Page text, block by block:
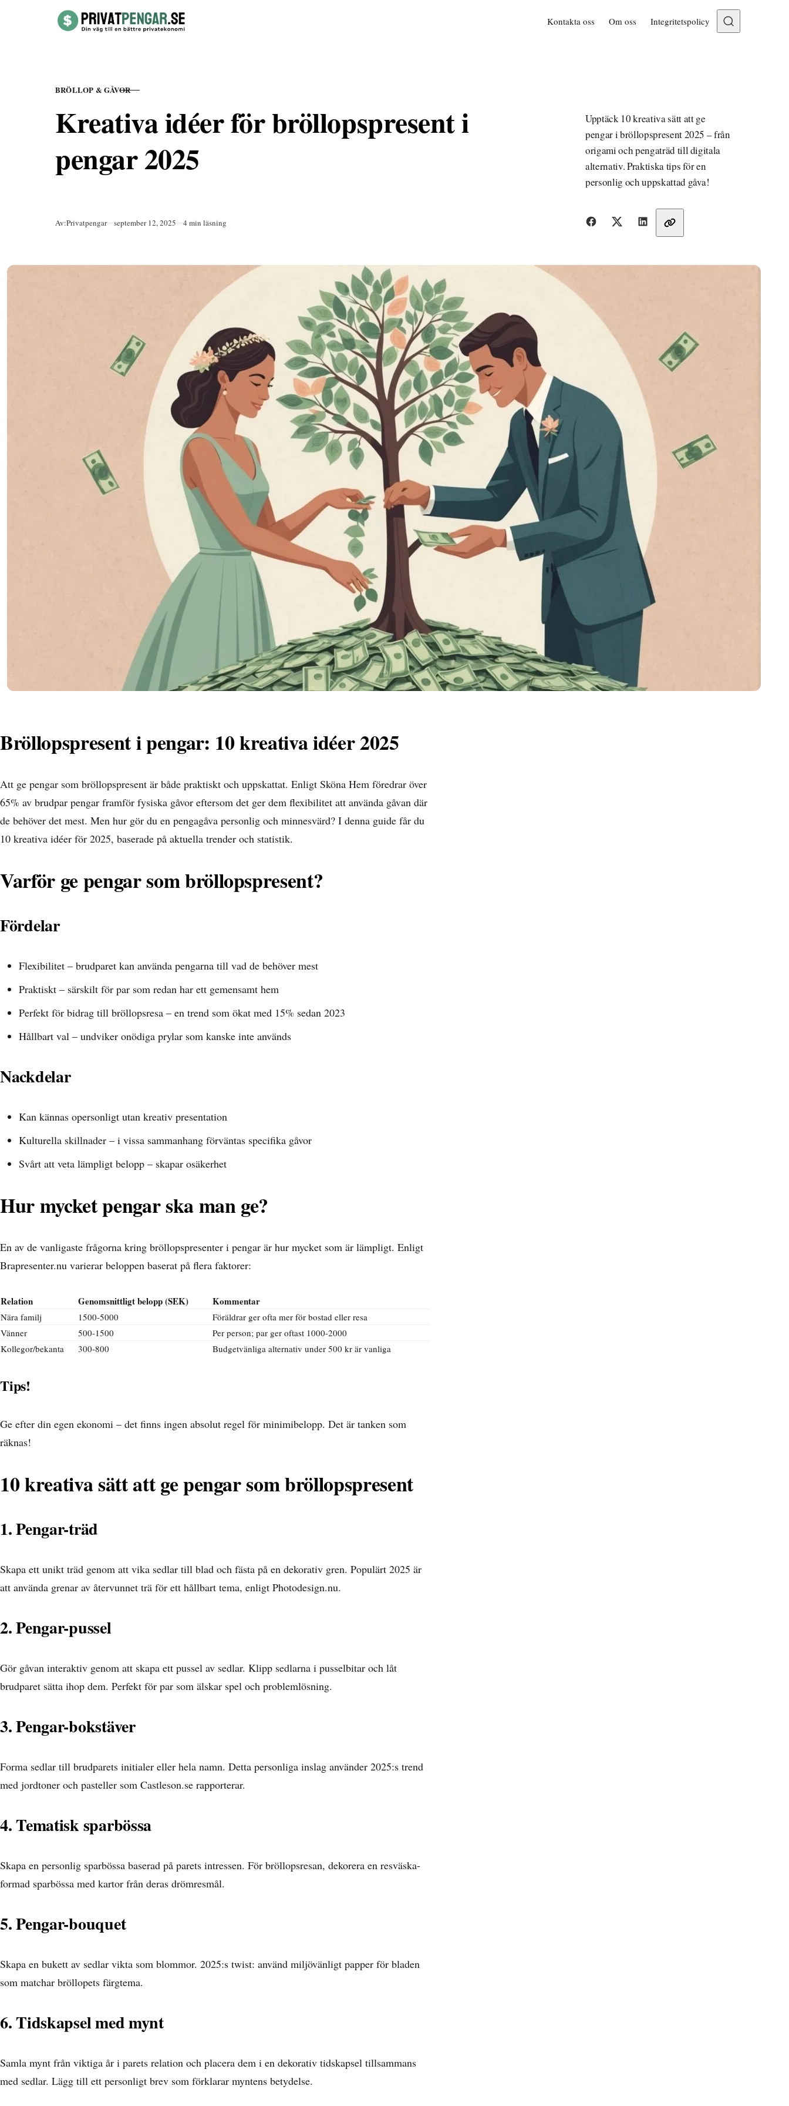
Hoppa till innehåll
Kontakta oss Om oss Integritetspolicy
KATEGORI
BRÖLLOP & GÅVOR
Kreativa idéer för bröllopspresent i
pengar 2025
Upptäck 10 kreativa sätt att ge
pengar i bröllopspresent 2025 – från
origami och pengaträd till digitala
alternativ. Praktiska tips för en
personlig och uppskattad gåva!
Av:Privatpengar Publicerad
september 12, 2025 4 min läsning Dela med vänner
Bröllopspresent i pengar: 10 kreativa idéer 2025
Att ge pengar som bröllopspresent är både praktiskt och uppskattat. Enligt Sköna Hem föredrar över
65% av brudpar pengar framför fysiska gåvor eftersom det ger dem flexibilitet att använda gåvan där
de behöver det mest. Men hur gör du en pengagåva personlig och minnesvärd? I denna guide får du
10 kreativa idéer för 2025, baserade på aktuella trender och statistik.
Varför ge pengar som bröllopspresent?
Fördelar
Flexibilitet – brudparet kan använda pengarna till vad de behöver mest
Praktiskt – särskilt för par som redan har ett gemensamt hem
Perfekt för bidrag till bröllopsresa – en trend som ökat med 15% sedan 2023
Hållbart val – undviker onödiga prylar som kanske inte används
Nackdelar
Kan kännas opersonligt utan kreativ presentation
Kulturella skillnader – i vissa sammanhang förväntas specifika gåvor
Svårt att veta lämpligt belopp – skapar osäkerhet
Hur mycket pengar ska man ge?
En av de vanligaste frågorna kring bröllopspresenter i pengar är hur mycket som är lämpligt. Enligt
Brapresenter.nu varierar beloppen baserat på flera faktorer:
Relation Genomsnittligt belopp (SEK) Kommentar
Nära familj 1500-5000
Föräldrar ger ofta mer för bostad eller resa
Vänner
500-1500
Per person; par ger oftast 1000-2000
Kollegor/bekanta
300-800 Budgetvänliga alternativ under 500 kr är vanliga
Tips!
Ge efter din egen ekonomi – det finns ingen absolut regel för minimibelopp. Det är tanken som
räknas!
10 kreativa sätt att ge pengar som bröllopspresent
1. Pengar-träd
Skapa ett unikt träd genom att vika sedlar till blad och fästa på en dekorativ gren. Populärt 2025 är
att använda grenar av återvunnet trä för ett hållbart tema, enligt Photodesign.nu.
2. Pengar-pussel
Gör gåvan interaktiv genom att skapa ett pussel av sedlar. Klipp sedlarna i pusselbitar och låt
brudparet sätta ihop dem. Perfekt för par som älskar spel och problemlösning.
3. Pengar-bokstäver
Forma sedlar till brudparets initialer eller hela namn. Detta personliga inslag använder 2025:s trend
med jordtoner och pasteller som Castleson.se rapporterar.
4. Tematisk sparbössa
Skapa en personlig sparbössa baserad på parets intressen. För bröllopsresan, dekorera en resväska-
formad sparbössa med kartor från deras drömresmål.
5. Pengar-bouquet
Skapa en bukett av sedlar vikta som blommor. 2025:s twist: använd miljövänligt papper för bladen
som matchar bröllopets färgtema.
6. Tidskapsel med mynt
Samla mynt från viktiga år i parets relation och placera dem i en dekorativ tidskapsel tillsammans
med sedlar. Lägg till ett personligt brev som förklarar myntens betydelse.